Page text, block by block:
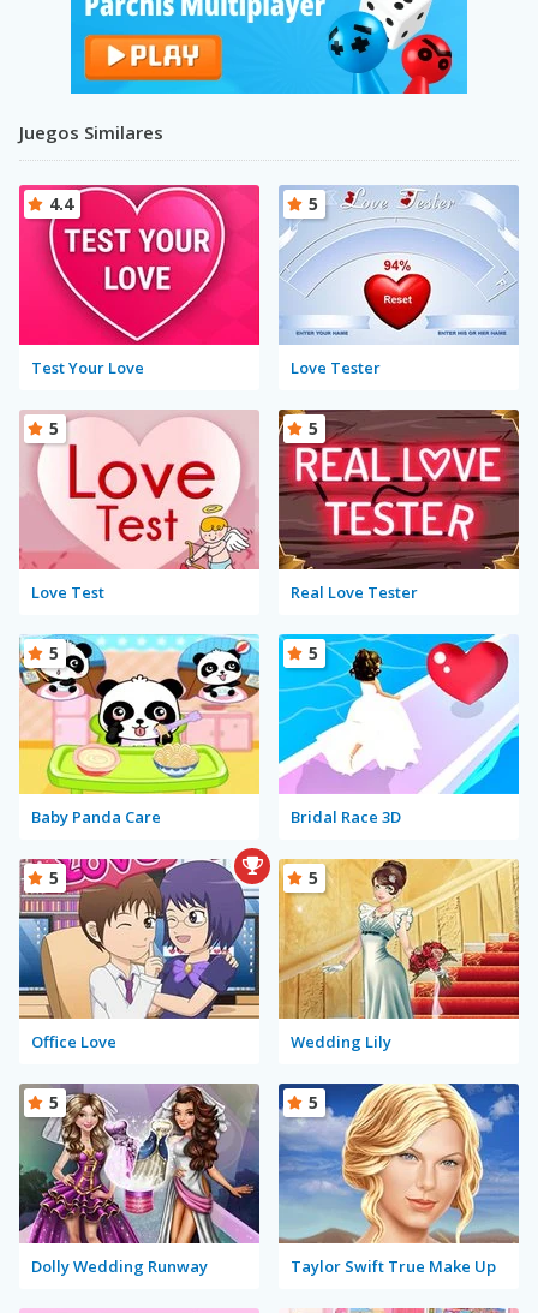
Juegos Similares
Test Your Love
4.4
Love Tester
5
Love Test
5
Real Love Tester
5
Baby Panda Care
5
Bridal Race 3D
5
Office Love
5
Wedding Lily
5
Dolly Wedding Runway
5
Taylor Swift True Make Up
5